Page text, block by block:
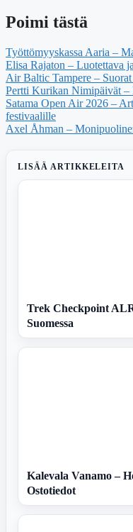
Poimi tästä
Työttömyyskassa Aaria –
Elisa Rajaton – Luotettava
Air Baltic Tampere –
Pertti Kurikan Nimipäivät –
Satama Open Air 2026 –
festivaalille
Axel Åhman –
LISÄÄ ARTIKKELEITA
Trek Checkpoint
Suomessa
Kalevala Vanamo –
Ostotiedot